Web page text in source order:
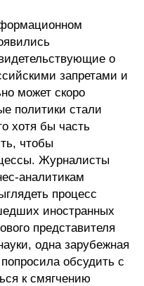
о
запретами и
может скоро
политики стали
хотя бы часть
чтобы
Журналисты
аналитикам
процесс
иностранных
представителя
одна зарубежная
обсудить с
к смягчению